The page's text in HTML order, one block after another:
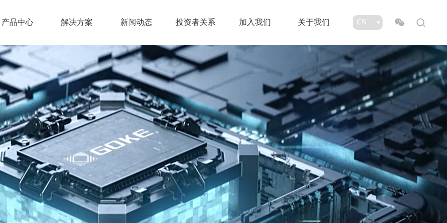
产品中心 解决方案 新闻动态 投资者关系 加入我们 关于我们